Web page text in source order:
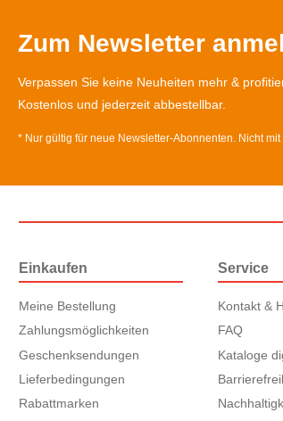
Zum Newsletter
Verpassen Sie keine Neuheiten mehr &
Kostenlos und jederzeit abbestellbar.
* Nur gültig für neue Newsletter-Abonnenten. Nicht
Einkaufen
Meine Bestellung
Zahlungsmöglichkeiten
Geschenksendungen
Lieferbedingungen
Rabattmarken
Service
Kontakt &
FAQ
Kataloge